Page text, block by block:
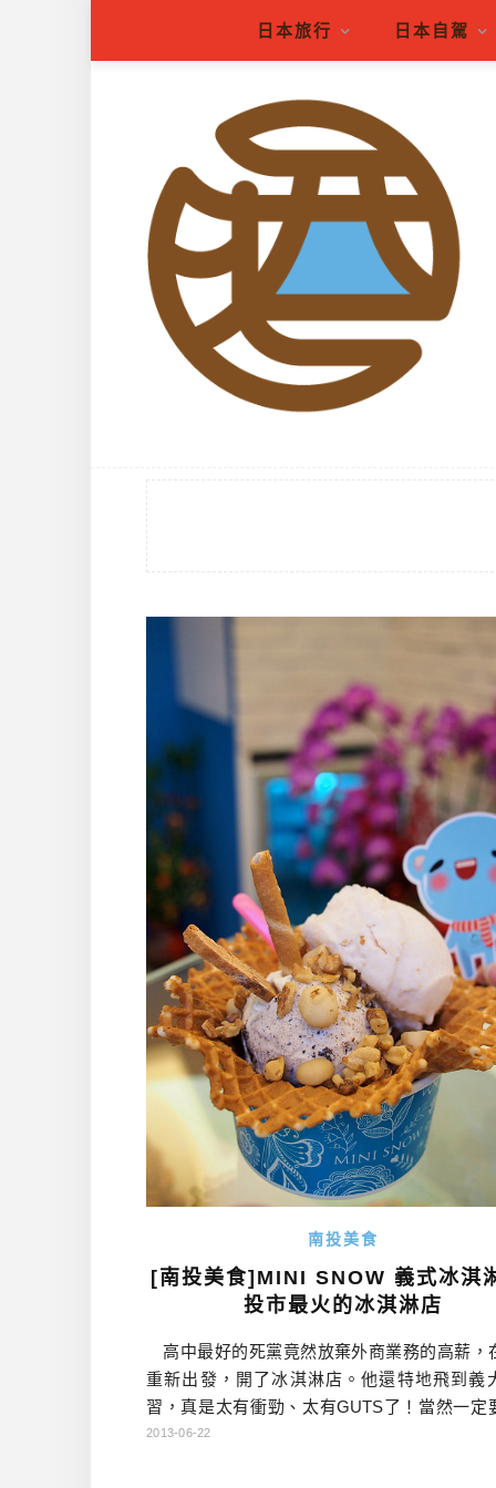
日本旅行 日本自駕
南投美食
[南投美食]MINI SNOW 義式冰淇
投市最火的冰淇淋店
高中最好的死黨竟然放棄外商業務的高薪，
重新出發，開了冰淇淋店。他還特地飛到義
習，真是太有衝勁、太有GUTS了！當然一定
持一下，也看看他的手藝怎麼樣囉！ 從台
2013-06-22